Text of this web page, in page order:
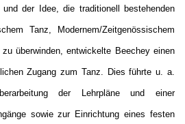
der Idee, die traditionell bestehenden
Tanz, Modernem/Zeitgenössischem
überwinden, entwickelte Beechey einen
Zugang zum Tanz. Dies führte u. a.
der Lehrpläne und einer
sowie zur Einrichtung eines festen